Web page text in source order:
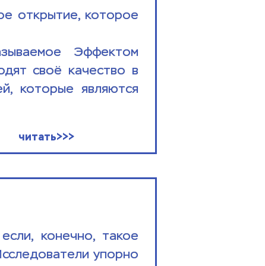
открытие, которое
Эффектом
своё качество в
которые являются
читать>>>
конечно, такое
упорно